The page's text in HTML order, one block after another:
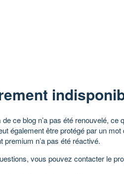
ce blog n’a pas été renouvelé, ce
également être protégé par un mot
premium n’a pas été réactivé.
vous pouvez contacter le